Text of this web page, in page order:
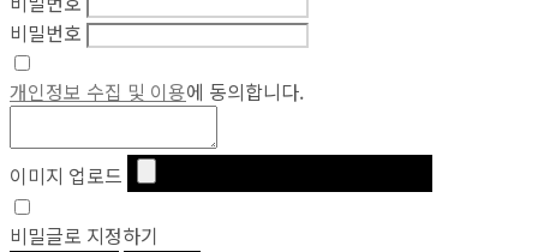
비밀번호
개인정보 수집 및 이용에 동의합니다.
이미지 업로드
비밀글로 지정하기